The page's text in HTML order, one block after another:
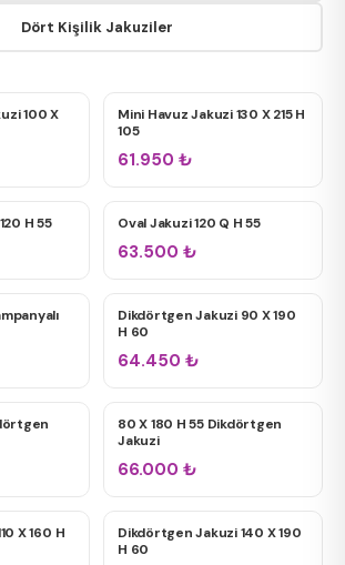
24+ Jet
Dört Kişilik Jakuziler
100 X
ÇIFT KIŞILIK JAKUZILER
Mini Havuz Jakuzi 130 X 215 H
105
61.950 ₺
H 55 TÜM JAKUZILER
Oval Jakuzi 120 Q H 55
63.500 ₺
TEK KIŞILIK JAKUZILER
Dikdörtgen Jakuzi 90 X 190
H 60
64.450 ₺
ÇIFT KIŞILIK JAKUZILER
80 X 180 H 55 Dikdörtgen
Jakuzi
66.000 ₺
X 160 H
ÇIFT KIŞILIK JAKUZILER
Dikdörtgen Jakuzi 140 X 190
H 60